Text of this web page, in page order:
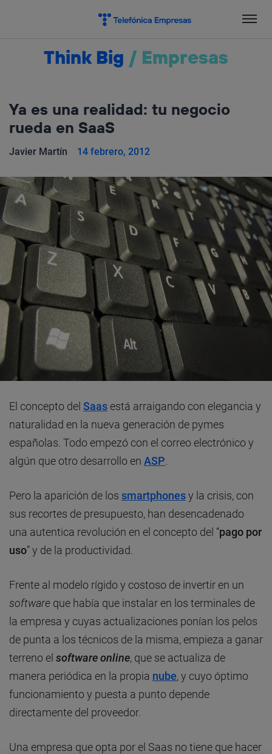
Think Big / Empresas
Ya es una realidad: tu negocio
rueda en SaaS
Javier Martín 14 febrero, 2012
El concepto del Saas está arraigando con elegancia y
naturalidad en la nueva generación de pymes
españolas. Todo empezó con el correo electrónico y
algún que otro desarrollo en ASP
Pero la aparición de los smartphonesy la crisis, con
sus recortes de presupuesto, han desencadenado
una autentica revolución en el concepto del “pago por
uso” y de la productividad.
Frente al modelo rígido y costoso de invertir en un
software que había que instalar en los terminales de
la empresa y cuyas actualizaciones ponían los pelos
de punta a los técnicos de la misma, empieza a ganar
terreno el software online, que se actualiza de
manera periódica en la propia nube, y cuyo óptimo
funcionamiento y puesta a punto depende
directamente del proveedor.
Una empresa que opta por el Saas no tiene que hacer